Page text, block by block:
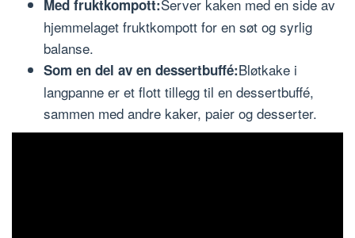
Med fruktkompott:Server kaken med en side av
hjemmelaget fruktkompott for en søt og syrlig
balanse.
Som en del av en dessertbuffé:Bløtkake i
langpanne er et flott tillegg til en dessertbuffé,
sammen med andre kaker, paier og desserter.